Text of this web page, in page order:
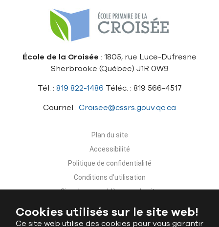
Cookies utilisés sur le site web!
Ce site web utilise des cookies pour vous garantir
École de la Croisée : 1805, rue Luce-Dufresne
Sherbrooke (Québec) J1R 0W9
Tél. : 819 822-1486 Téléc. : 819 566-4517
Courriel : Croisee@cssrs.gouv.qc.ca
Plan du site
Accessibilité
Politique de confidentialité
Conditions d’utilisation
Signaler un problème sur le site
Nous joindre